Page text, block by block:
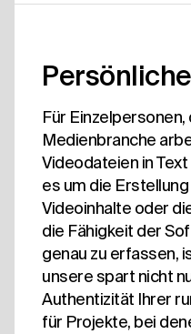
Für
Medienbranche
Videodateien in
es um die
Videoinhalte oder
die Fähigkeit der
genau zu erfassen,
unsere spart nicht
Authentizität Ihrer
für Projekte, bei